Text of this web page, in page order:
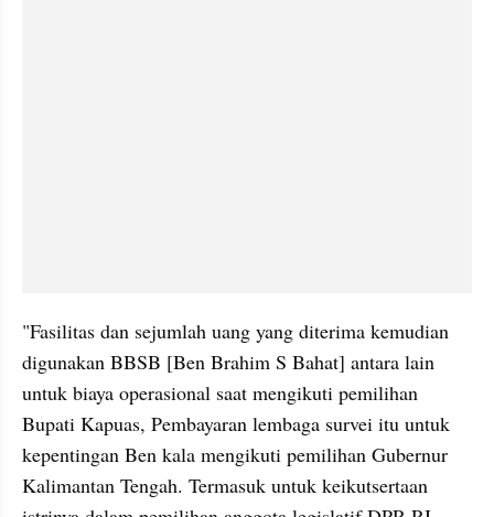
"Fasilitas dan sejumlah uang yang diterima kemudian
digunakan BBSB [Ben Brahim S Bahat] antara lain
untuk biaya operasional saat mengikuti pemilihan
Bupati Kapuas, Pembayaran lembaga survei itu untuk
kepentingan Ben kala mengikuti pemilihan Gubernur
Kalimantan Tengah. Termasuk untuk keikutsertaan